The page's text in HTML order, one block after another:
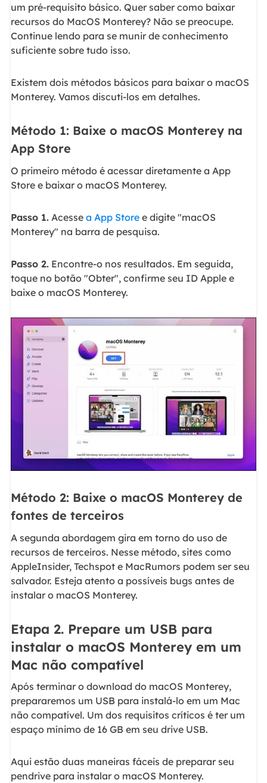
um pré-requisito básico. Quer saber como baixar
recursos do MacOS Monterey? Não se preocupe.
Continue lendo para se munir de conhecimento
suficiente sobre tudo isso.
Existem dois métodos básicos para baixar o macOS
Monterey. Vamos discuti-los em detalhes.
Método 1: Baixe o macOS Monterey na
App Store
O primeiro método é acessar diretamente a App
Store e baixar o macOS Monterey.
Passo 1.Acesse a App Storee digite "macOS
Monterey" na barra de pesquisa.
Passo 2.Encontre-o nos resultados. Em seguida,
toque no botão "Obter", confirme seu ID Apple e
baixe o macOS Monterey.
Método 2: Baixe o macOS Monterey de
fontes de terceiros
A segunda abordagem gira em torno do uso de
recursos de terceiros. Nesse método, sites como
AppleInsider, Techspot e MacRumors podem ser seu
salvador. Esteja atento a possíveis bugs antes de
instalar o macOS Monterey.
Etapa 2. Prepare um USB para
instalar o macOS Monterey em um
Mac não compatível
Após terminar o download do macOS Monterey,
prepararemos um USB para instalá-lo em um Mac
não compatível. Um dos requisitos críticos é ter um
espaço mínimo de 16 GB em seu drive USB.
Aqui estão duas maneiras fáceis de preparar seu
pendrive para instalar o macOS Monterey.